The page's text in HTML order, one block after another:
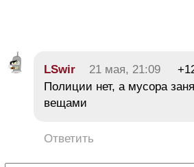
LSwir 21 мая, 21:09
Полиции нет, а мусора
вещами
Ответить